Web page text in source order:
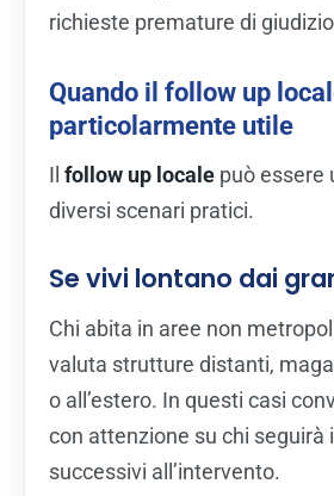
richieste premature di
Quando il follow up
particolarmente utile
Il follow up locale può essere
diversi scenari pratici.
Se vivi lontano dai
Chi abita in aree non
valuta strutture distanti,
o all’estero. In questi casi
con attenzione su chi seguirà
successivi all’intervento.